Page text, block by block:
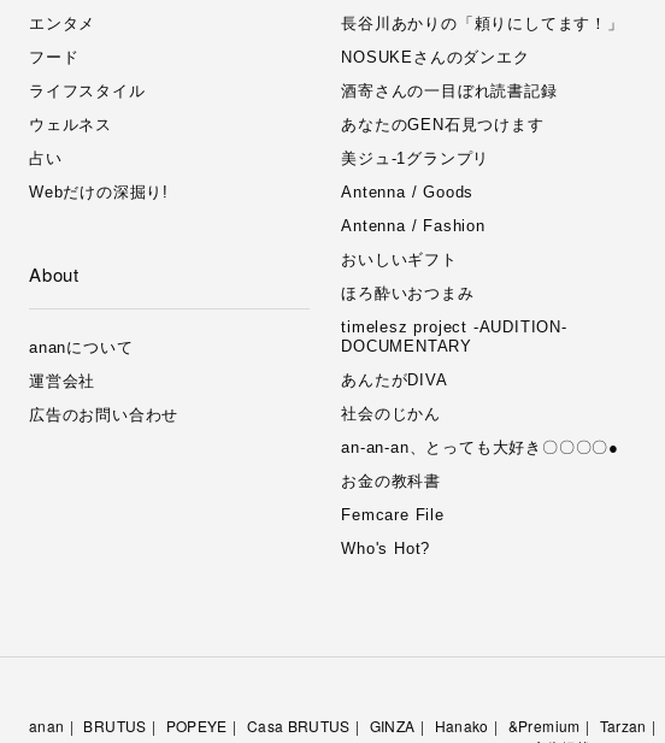
エンタメ
フード
ライフスタイル
ウェルネス
占い
Webだけの深掘り!
About
ananについて
運営会社
広告のお問い合わせ
長谷川あかりの「頼りにしてます！」
NOSUKEさんのダンエク
酒寄さんの一目ぼれ読書記録
あなたのGEN石見つけます
美ジュ‐1グランプリ
Antenna / Goods
Antenna / Fashion
おいしいギフト
ほろ酔いおつまみ
timelesz project -AUDITION-
DOCUMENTARY
あんたがDIVA
社会のじかん
an-an-an、とっても大好き〇〇〇〇●
お金の教科書
Femcare File
Who's Hot?
anan BRUTUS POPEYE Casa BRUTUS GINZA Hanako &Premium Tarzan